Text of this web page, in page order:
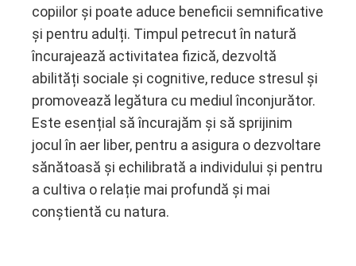
copiilor și poate aduce beneficii semnificative
și pentru adulți. Timpul petrecut în natură
încurajează activitatea fizică, dezvoltă
abilități sociale și cognitive, reduce stresul și
promovează legătura cu mediul înconjurător.
Este esențial să încurajăm și să sprijinim
jocul în aer liber, pentru a asigura o dezvoltare
sănătoasă și echilibrată a individului și pentru
a cultiva o relație mai profundă și mai
conștientă cu natura.